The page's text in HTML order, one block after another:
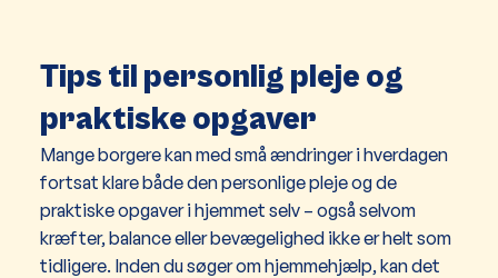
Tips til personlig pleje og
praktiske opgaver
Mange borgere kan med små ændringer i hverdagen
fortsat klare både den personlige pleje og de
praktiske opgaver i hjemmet selv – også selvom
kræfter, balance eller bevægelighed ikke er helt som
tidligere. Inden du søger om hjemmehjælp, kan det